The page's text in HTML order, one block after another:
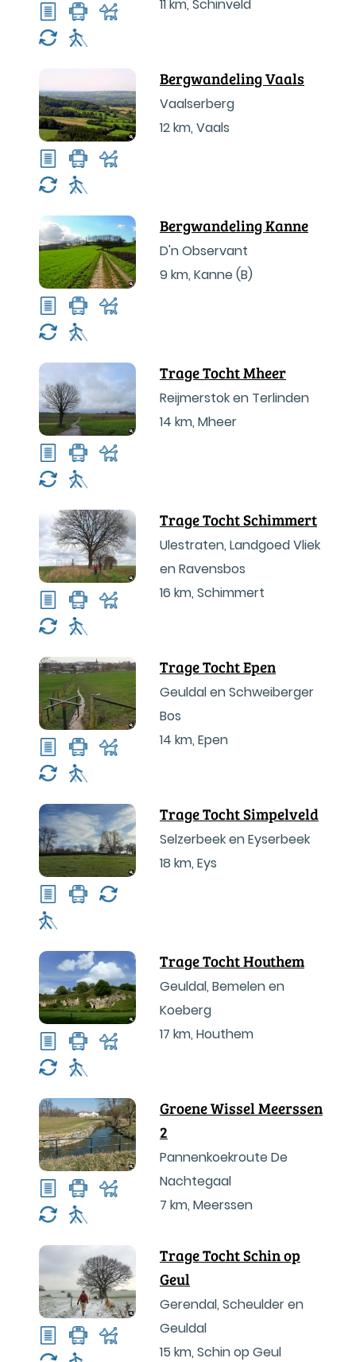
11 km, Schinveld
Bergwandeling Vaals
Vaalserberg
12 km, Vaals
Bergwandeling Kanne
D'n Observant
9 km, Kanne (B)
Trage Tocht Mheer
Reijmerstok en Terlinden
14 km, Mheer
Trage Tocht Schimmert
Ulestraten, Landgoed Vliek
en Ravensbos
16 km, Schimmert
Trage Tocht Epen
Geuldal en Schweiberger
Bos
14 km, Epen
Trage Tocht Simpelveld
Selzerbeek en Eyserbeek
18 km, Eys
Trage Tocht Houthem
Geuldal, Bemelen en
Koeberg
17 km, Houthem
Groene Wissel Meerssen
2
Pannenkoekroute De
Nachtegaal
7 km, Meerssen
Trage Tocht Schin op
Geul
Gerendal, Scheulder en
Geuldal
15 km, Schin op Geul